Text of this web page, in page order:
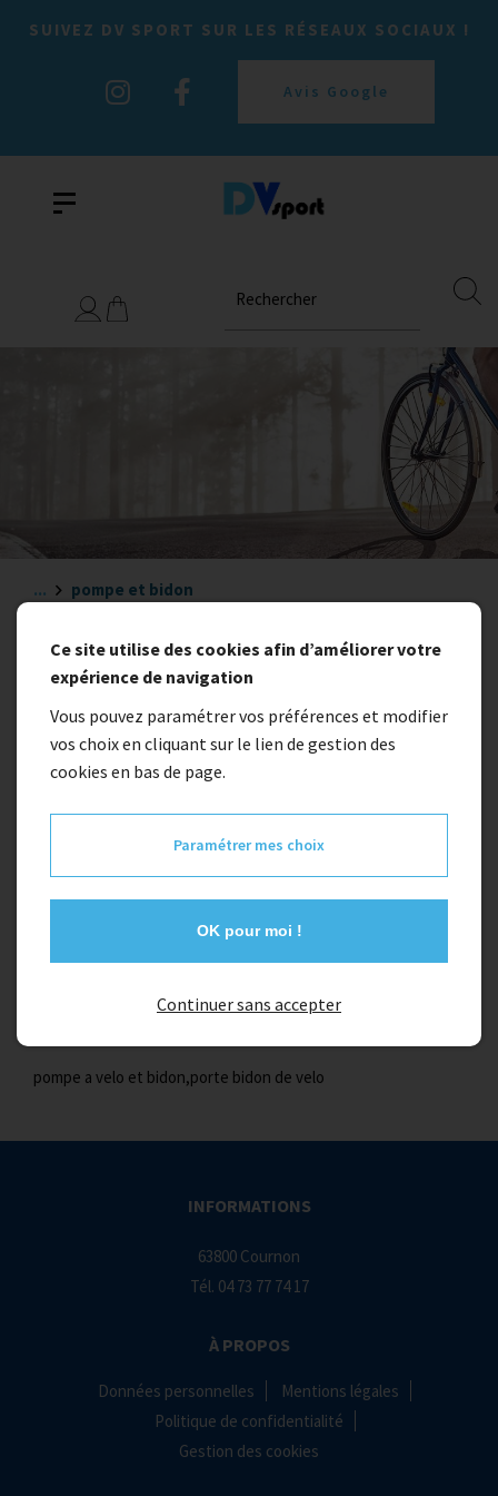
SUIVEZ DV SPORT SUR LES RÉSEAUX SOCIAUX !
Avis Google
Rechercher
... pompe et bidon
pompe et bidon
pompe et bidon
pompe a velo et bidon,porte bidon de velo
INFORMATIONS
63800 Cournon
Tél. 04 73 77 74 17
À PROPOS
Données personnelles
Mentions légales
Politique de confidentialité
Gestion des cookies
Ce site utilise des cookies afin d’améliorer votre
expérience de navigation
Vous pouvez paramétrer vos préférences et modifier
vos choix en cliquant sur le lien de gestion des
cookies en bas de page.
Paramétrer mes choix
OK pour moi !
Continuer sans accepter